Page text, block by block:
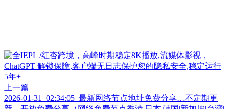
上一篇
2026-01-31_02:34:05_最新网络节点地址免费分享…不定期更